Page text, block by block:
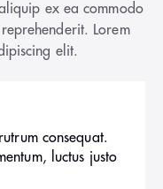
ex ea commodo
Lorem
elit.
consequat.
luctus justo